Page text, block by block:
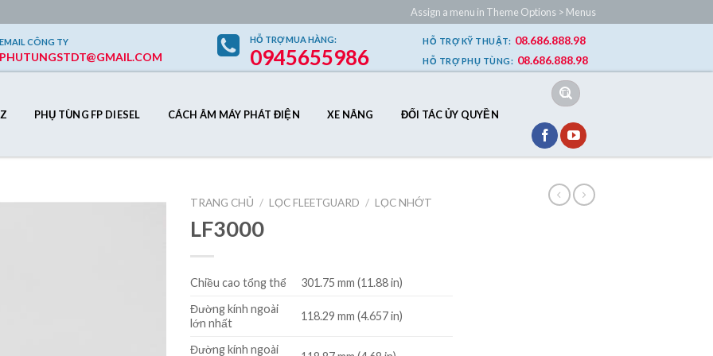
Assign a menu in Theme Options > Menus
EMAIL CÔNG TY
PHUTUNGSTDT@GMAIL.COM
HỖ TRỢMUA HÀNG:
0945655986
HỖ TRỢKỸ THUẬT: 08.686.888.98
HỖ TRỢPHỤ TÙNG: 08.686.888.98
PHỤ TÙNG FP DIESEL CÁCH ÂM MÁY PHÁT ĐIỆN XE NÂNG ĐỐI TÁC ỦY QUYỀN
Tìm
kiếm:
TRANG CHỦ / LỌC FLEETGUARD / LỌC NHỚT
LF3000
Chiều cao tổng thể
301.75 mm (11.88 in)
Đường kính ngoài
lớn nhất
118.29 mm (4.657 in)
Đường kính ngoài